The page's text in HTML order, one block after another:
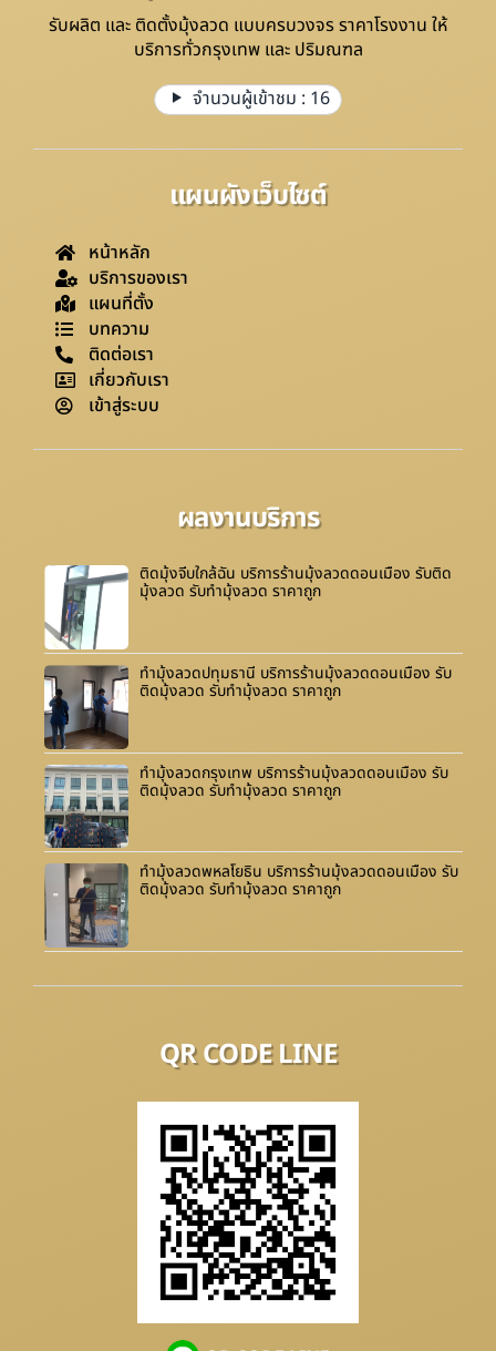
รับผลิต และ ติดตั้งมุ้งลวด แบบครบวงจร ราคาโรงงาน ให้
บริการทั่วกรุงเทพ และ ปริมณฑล
จำนวนผู้เข้าชม : 16
แผนผังเว็บไซต์
หน้าหลัก
บริการของเรา
แผนที่ตั้ง
บทความ
ติดต่อเรา
เกี่ยวกับเรา
เข้าสู่ระบบ
ผลงานบริการ
ติดมุ้งจีบใกล้ฉัน บริการร้านมุ้งลวดดอนเมือง รับติด
มุ้งลวด รับทำมุ้งลวด ราคาถูก
ทำมุ้งลวดปทุมธานี บริการร้านมุ้งลวดดอนเมือง รับ
ติดมุ้งลวด รับทำมุ้งลวด ราคาถูก
ทำมุ้งลวดกรุงเทพ บริการร้านมุ้งลวดดอนเมือง รับ
ติดมุ้งลวด รับทำมุ้งลวด ราคาถูก
ทำมุ้งลวดพหลโยธิน บริการร้านมุ้งลวดดอนเมือง รับ
ติดมุ้งลวด รับทำมุ้งลวด ราคาถูก
QR CODE LINE